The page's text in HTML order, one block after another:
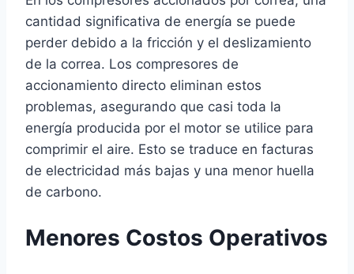
cantidad significativa de energía se puede
perder debido a la fricción y el deslizamiento
de la correa. Los compresores de
accionamiento directo eliminan estos
problemas, asegurando que casi toda la
energía producida por el motor se utilice para
comprimir el aire. Esto se traduce en facturas
de electricidad más bajas y una menor huella
de carbono.
Menores Costos Operativos